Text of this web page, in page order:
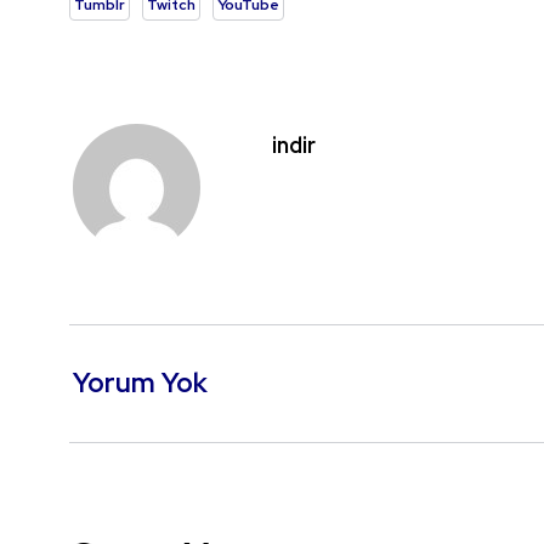
Tumblr Twitch YouTube
indir
Yorum Yok